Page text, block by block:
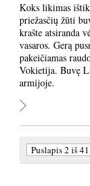
Koks likimas
priežasčių žūti
krašte atsiranda
vasaros. Gerą
pakeičiamas
Vokietija. Buvę
armijoje.
Puslapis 2 iš 41